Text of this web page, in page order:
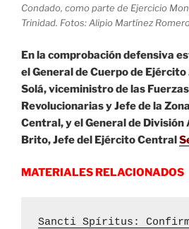
Condado, como parte de Ejercicio
Trinidad. Fotos: Alipio Martínez
En la comprobación defensiva
el General de Cuerpo de
Solá, viceministro de las
Revolucionarias y Jefe de la
Central, y el General de División
Brito, Jefe del Ejército Central
MATERIALES RELACIONADOS
Sancti Spíritus: